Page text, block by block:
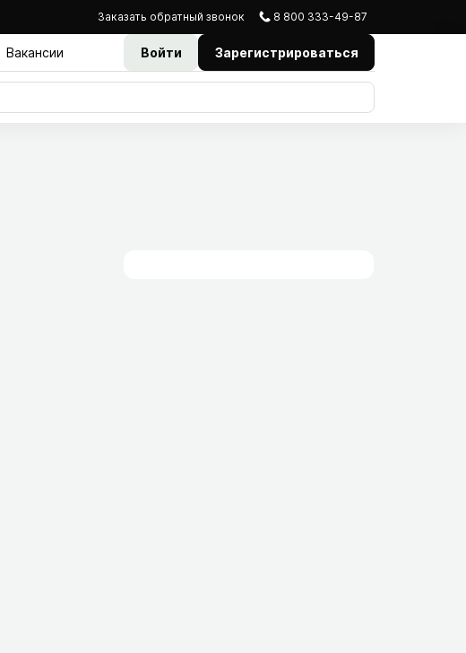
Заказать обратный звонок 8 800 333-49-87
Вакансии Войти Зарегистрироваться